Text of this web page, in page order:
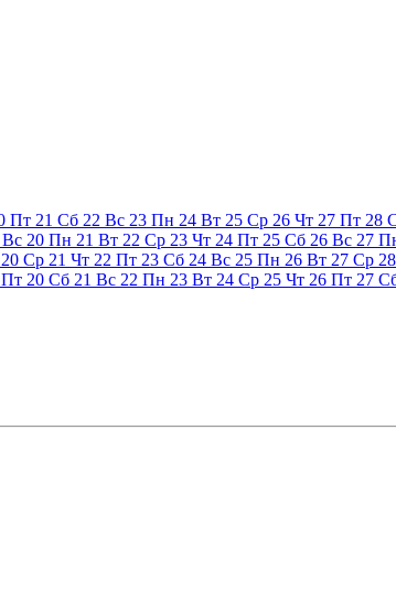
Пт 21 Сб 22 Вс 23 Пн 24 Вт 25 Ср 26 Чт 27 Пт 28
Вс 20 Пн 21 Вт 22 Ср 23 Чт 24 Пт 25 Сб 26 Вс 27
20 Ср 21 Чт 22 Пт 23 Сб 24 Вс 25 Пн 26 Вт 27 Ср 28
Пт 20 Сб 21 Вс 22 Пн 23 Вт 24 Ср 25 Чт 26 Пт 27